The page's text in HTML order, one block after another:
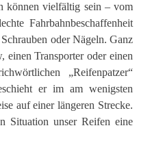
können vielfältig sein – vom
Fahrbahnbeschaffenheit
oder Nägeln. Ganz
Transporter oder einen
„Reifenpatzer“
er im am wenigsten
auf einer längeren Strecke.
Situation unser Reifen eine